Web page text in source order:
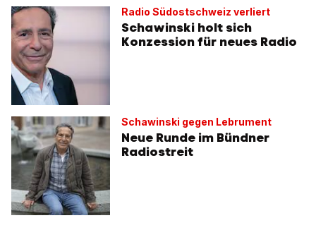
Radio Südostschweiz verliert
Schawinski holt sich
Konzession für neues Radio
Schawinski gegen Lebrument
Neue Runde im Bündner
Radiostreit